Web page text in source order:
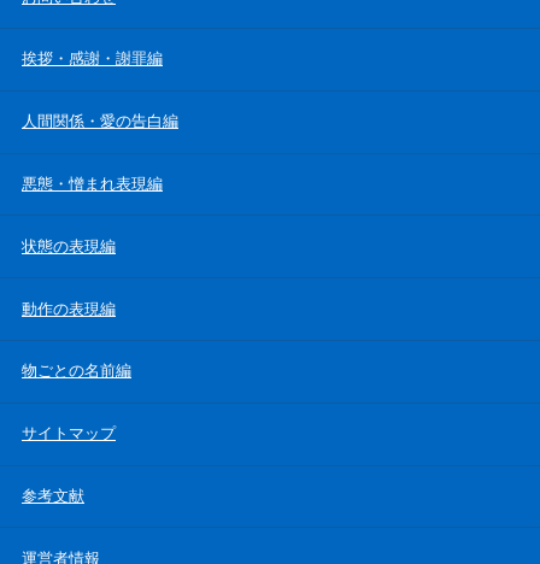
挨拶・感謝・謝罪編
人間関係・愛の告白編
悪態・憎まれ表現編
状態の表現編
動作の表現編
物ごとの名前編
サイトマップ
参考文献
運営者情報